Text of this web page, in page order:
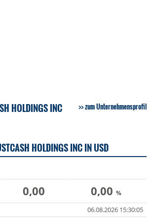
HOLDINGS INC zum Unternehmensprofil
HOLDINGS INC IN USD
0,00 0,00 %
06.08.2026 15:30:05